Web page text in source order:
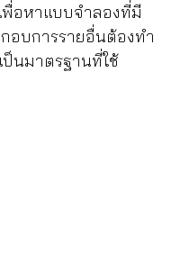
พื่อหาแบบจำลองที่มี
อบการรายอื่นต้องทำ
นมาตรฐานที่ใช้